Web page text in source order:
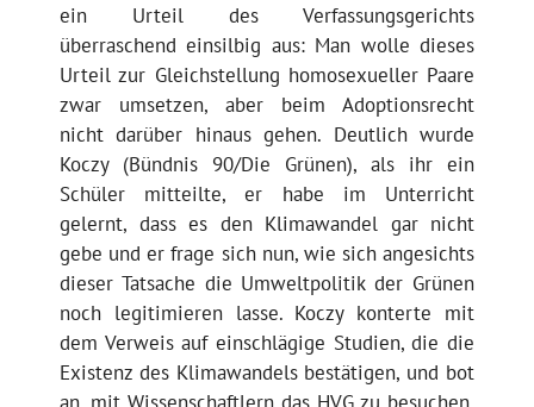
ein Urteil des Verfassungsgerichts
überraschend einsilbig aus: Man wolle dieses
Urteil zur Gleichstellung homosexueller Paare
zwar umsetzen, aber beim Adoptionsrecht
nicht darüber hinaus gehen. Deutlich wurde
Koczy (Bündnis 90/Die Grünen), als ihr ein
Schüler mitteilte, er habe im Unterricht
gelernt, dass es den Klimawandel gar nicht
gebe und er frage sich nun, wie sich angesichts
dieser Tatsache die Umweltpolitik der Grünen
noch legitimieren lasse. Koczy konterte mit
dem Verweis auf einschlägige Studien, die die
Existenz des Klimawandels bestätigen, und bot